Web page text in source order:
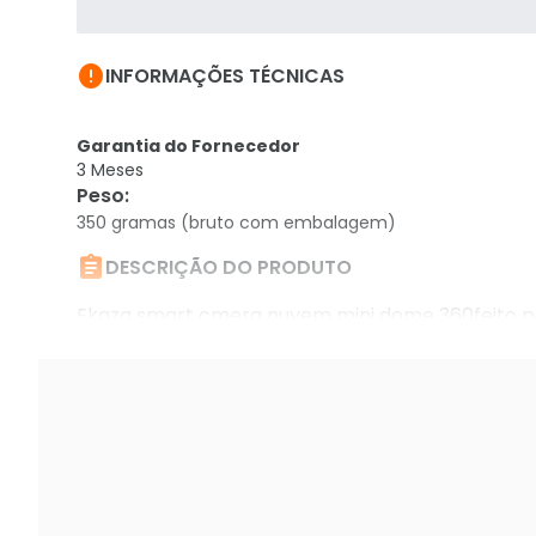
INFORMAÇÕES TÉCNICAS
Garantia do Fornecedor
3 Meses
Peso:
350 gramas (bruto com embalagem)
DESCRIÇÃO DO PRODUTO
Ekaza smart cmera nuvem mini dome 360feito